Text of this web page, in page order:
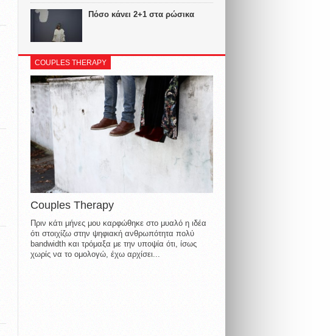
Πόσο κάνει 2+1 στα ρώσικα
COUPLES THERAPY
Couples Therapy
Πριν κάτι μήνες μου καρφώθηκε στο μυαλό η ιδέα
ότι στοιχίζω στην ψηφιακή ανθρωπότητα πολύ
bandwidth και τρόμαξα με την υποψία ότι, ίσως
χωρίς να το ομολογώ, έχω αρχίσει...